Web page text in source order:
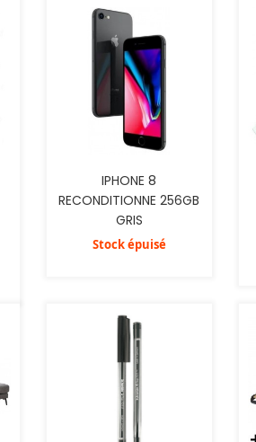
IPHONE 8
RECONDITIONNE 256GB
GRIS
Stock épuisé